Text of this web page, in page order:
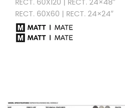
RECT. 60X60 | RECT. 24×24″